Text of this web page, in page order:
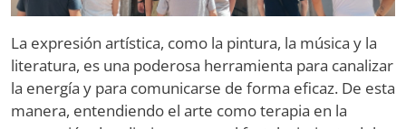
La expresión artística, como la pintura, la música y la
literatura, es una poderosa herramienta para canalizar
la energía y para comunicarse de forma eficaz. De esta
manera, entendiendo el arte como terapia en la